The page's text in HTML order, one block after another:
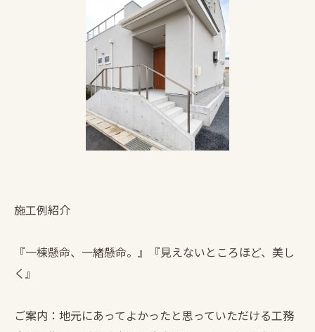
施工例紹介
『一棟懸命、一緒懸命。』『見えないところほど、美し
く』
ご案内：地元にあってよかったと思っていただける工務